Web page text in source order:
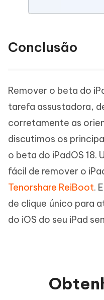
Conclusão
Remover o beta do
tarefa assustadora,
corretamente as
discutimos os
o beta do iPadOS 18.
fácil de remover o
Tenorshare ReiBoot.
de clique único para
do iOS do seu iPad